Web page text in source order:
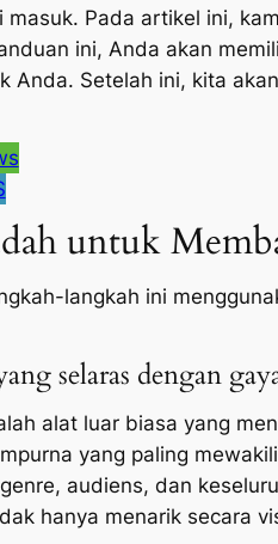
masuk. Pada artikel ini,
ini, Anda akan
Anda. Setelah ini, kita
untuk
langkah ini
selaras dengan
alat luar biasa yang
yang paling
audiens, dan
hanya menarik secara